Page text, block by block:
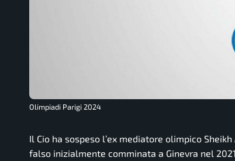
Olimpiadi Parigi 2024
Il Cio ha sospeso l’ex mediatore olimpico
falso inizialmente comminata a Ginevra nel